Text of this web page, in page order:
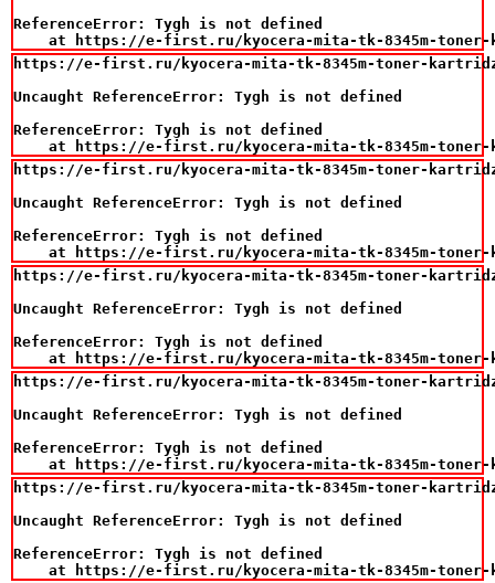
ReferenceError: Tygh is not defined
at https://e-first.ru/kyocera-mita-tk-8345m-
https://e-first.ru/kyocera-mita-tk-8345m-toner-
Uncaught ReferenceError: Tygh is not defined
ReferenceError: Tygh is not defined
at https://e-first.ru/kyocera-mita-tk-8345m-
https://e-first.ru/kyocera-mita-tk-8345m-toner-
Uncaught ReferenceError: Tygh is not defined
ReferenceError: Tygh is not defined
at https://e-first.ru/kyocera-mita-tk-8345m-
https://e-first.ru/kyocera-mita-tk-8345m-toner-
Uncaught ReferenceError: Tygh is not defined
ReferenceError: Tygh is not defined
at https://e-first.ru/kyocera-mita-tk-8345m-
https://e-first.ru/kyocera-mita-tk-8345m-toner-
Uncaught ReferenceError: Tygh is not defined
ReferenceError: Tygh is not defined
at https://e-first.ru/kyocera-mita-tk-8345m-
https://e-first.ru/kyocera-mita-tk-8345m-toner-
Uncaught ReferenceError: Tygh is not defined
ReferenceError: Tygh is not defined
at https://e-first.ru/kyocera-mita-tk-8345m-